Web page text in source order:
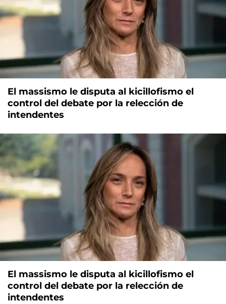
El massismo le disputa al kicillofismo el
control del debate por la relección de
intendentes
El massismo le disputa al kicillofismo el
control del debate por la relección de
intendentes